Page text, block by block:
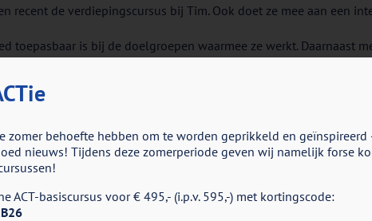
recent de verdiepingscursus bij Tim. Ook doet ze mee aan een
toepasbaar is bij de doelgroepen waarmee ze werkt. Daarnaast
uitdraagt en er meer luchtigheid en humor in de behandeling
je op korte termijn vaak al mooie ontwikkelingen ziet
reizen, lekkere koffie drinken, sporten, yoga en tijd
zomer behoefte hebben om te worden geprikkeld en geïnspireerd
nieuws! Tijdens deze zomerperiode geven wij namelijk forse
ACT-basiscursus voor € 495,- (i.p.v. 595,-) met kortingscode: